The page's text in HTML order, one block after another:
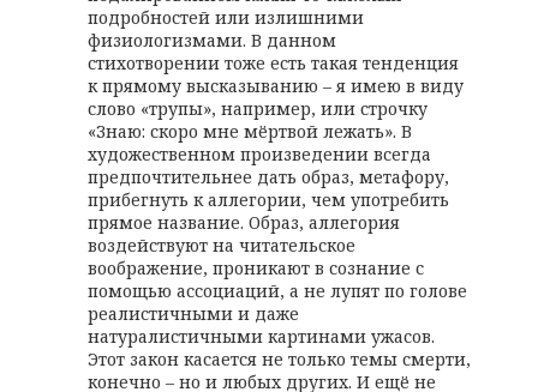
подробностей или излишними
физиологизмами. В данном
стихотворении тоже есть такая тенденция
к прямому высказыванию – я имею в виду
слово «трупы», например, или строчку
«Знаю: скоро мне мёртвой лежать». В
художественном произведении всегда
предпочтительнее дать образ, метафору,
прибегнуть к аллегории, чем употребить
прямое название. Образ, аллегория
воздействуют на читательское
воображение, проникают в сознание с
помощью ассоциаций, а не лупят по голове
реалистичными и даже
натуралистичными картинами ужасов.
Этот закон касается не только темы смерти,
конечно – но и любых других. И ещё не